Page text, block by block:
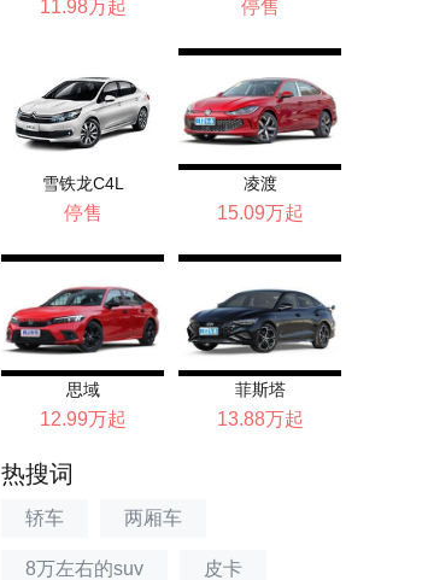
11.98万起 停售
雪铁龙C4L
停售
凌渡
15.09万起
思域
12.99万起
菲斯塔
13.88万起
热搜词
轿车 两厢车
8万左右的suv 皮卡